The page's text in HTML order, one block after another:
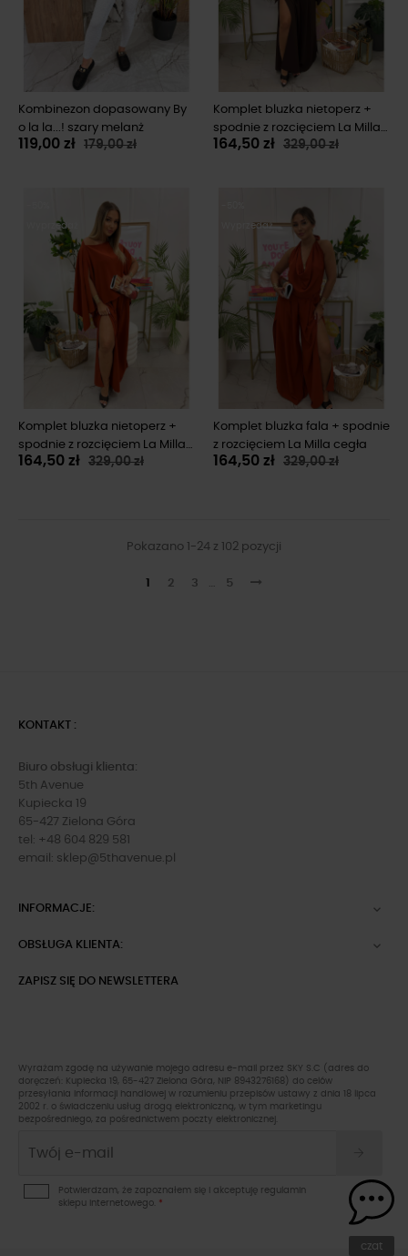
Kombinezon dopasowany By
o la la...! szary melanż
119,00 zł 179,00 zł
Komplet bluzka nietoperz +
spodnie z rozcięciem La Milla
brązowy
164,50 zł 329,00 zł
Wyprzedaż
Komplet bluzka nietoperz +
spodnie z rozcięciem La Milla
cegła
164,50 zł 329,00 zł
Wyprzedaż
Komplet bluzka fala + spodnie
z rozcięciem La Milla cegła
164,50 zł 329,00 zł
Pokazano 1-24 z 102 pozycji
1 2 3 5
KONTAKT :
Biuro obsługi klienta:
5th Avenue
Kupiecka 19
65-427 Zielona Góra
tel: +48 604 829 581
email: sklep@5thavenue.pl
INFORMACJE: 
OBSŁUGA KLIENTA: 
ZAPISZ SIĘ DO NEWSLETTERA
Wyrażam zgodę na używanie mojego adresu e-mail przez SKY S.C (adres do
doręczeń: Kupiecka 19, 65-427 Zielona Góra, NIP 8943276168) do celów
przesyłania informacji handlowej w rozumieniu przepisów ustawy z dnia 18 lipca
2002 r. o świadczeniu usług drogą elektroniczną, w tym marketingu
bezpośredniego, za pośrednictwem poczty elektronicznej.
Potwierdzam, że zapoznałem się i akceptuję regulamin
sklepu internetowego. *
czat